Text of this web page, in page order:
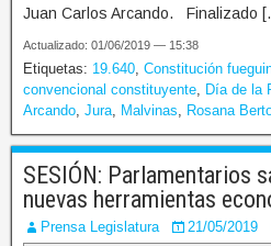
Juan Carlos Arcando. Finalizado
Actualizado: 01/06/2019 — 15:38
Etiquetas: 19.640 Constitución
convencional constituyente
Día de la
Arcando Jura Malvinas Rosana
SESIÓN: Parlamentarios
nuevas herramientas
Prensa Legislatura 21/05/2019